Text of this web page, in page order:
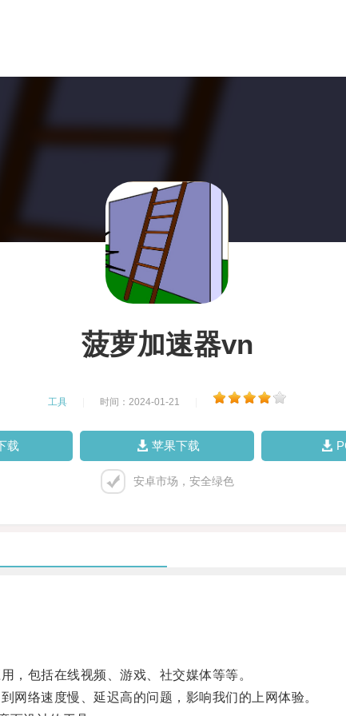
菠萝加速器vn
工具 时间：2024-01-21
载 苹果下载
安卓市场，安全绿色
包括在线视频、游戏、社交媒体等等。
络速度慢、延迟高的问题，影响我们的上网体验。